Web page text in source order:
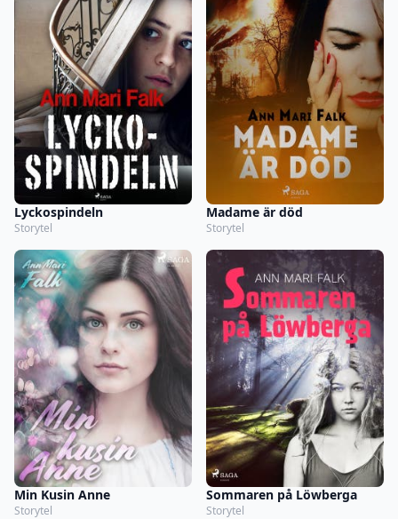
Lyckospindeln
Storytel
Madame är död
Storytel
Min Kusin Anne
Storytel
Sommaren på Löwberga
Storytel